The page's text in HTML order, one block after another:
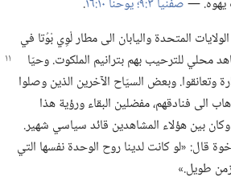
يهوه.‏ —‏صفنيا ٣:‏٩؛‏ يوحنا ١٠:‏١٦
‏.‏
المتحدة واليابان الى مطار لْوِي بْوُتا في
الملكوت.‏ وحيّا
وتعانقوا.‏ وبعض السيّاح الآخرين الذين وصلوا
الى فنادقهم،‏ مفضلين البقاء ورؤية هذا
وكان بين هؤلاء المشاهدين قائد سياسي شهير.‏
قال:‏ «لو كانت لدينا روح الوحدة نفسها التي
زمن طويل.‏»‏